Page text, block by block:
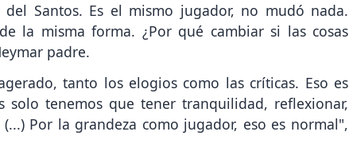
Santos. Es el mismo jugador, no mudó nada.
la misma forma. ¿Por qué cambiar si las cosas
padre.
tanto los elogios como las críticas. Eso es
tenemos que tener tranquilidad, reflexionar,
Por la grandeza como jugador, eso es normal",